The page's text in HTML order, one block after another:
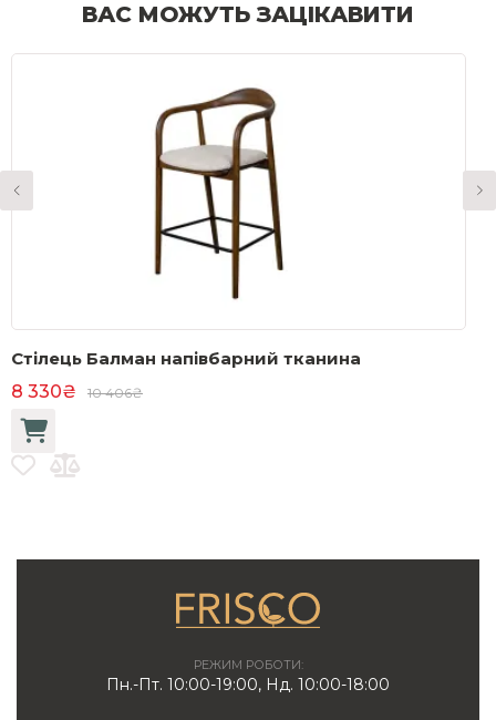
ВАС МОЖУТЬ ЗАЦІКАВИТИ
Стілець Балман напівбарний тканина
8 330₴
10 406₴
РЕЖИМ РОБОТИ:
Пн.-Пт. 10:00-19:00, Нд. 10:00-18:00